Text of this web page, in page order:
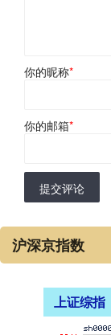
你的昵称*
你的邮箱*
提交评论
沪深京指数
上证综指